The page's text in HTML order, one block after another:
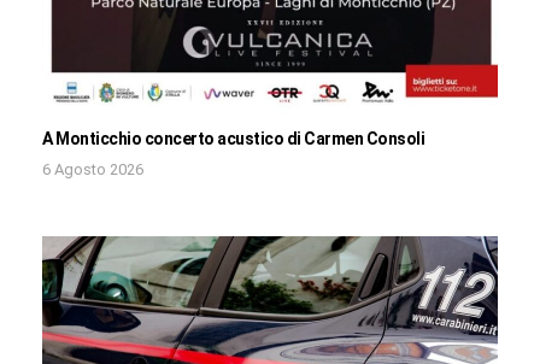
A Monticchio concerto acustico di Carmen Consoli
6 Agosto 2026